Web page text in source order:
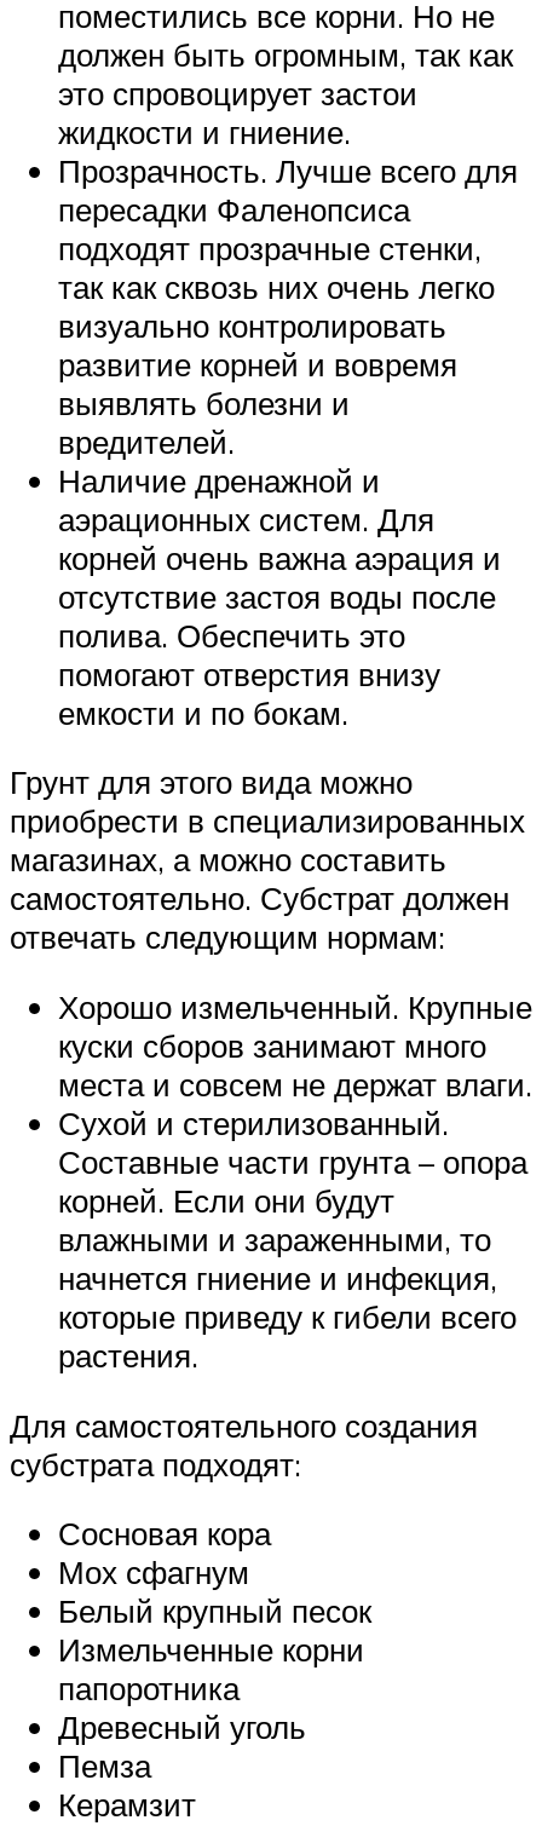
поместились все корни. Но не
должен быть огромным, так как
это спровоцирует застои
жидкости и гниение.
Прозрачность. Лучше всего для
пересадки Фаленопсиса
подходят прозрачные стенки,
так как сквозь них очень легко
визуально контролировать
развитие корней и вовремя
выявлять болезни и
вредителей.
Наличие дренажной и
аэрационных систем. Для
корней очень важна аэрация и
отсутствие застоя воды после
полива. Обеспечить это
помогают отверстия внизу
емкости и по бокам.
Грунт для этого вида можно
приобрести в специализированных
магазинах, а можно составить
самостоятельно. Субстрат должен
отвечать следующим нормам:
Хорошо измельченный. Крупные
куски сборов занимают много
места и совсем не держат влаги.
Сухой и стерилизованный.
Составные части грунта – опора
корней. Если они будут
влажными и зараженными, то
начнется гниение и инфекция,
которые приведу к гибели всего
растения.
Для самостоятельного создания
субстрата подходят:
Сосновая кора
Мох сфагнум
Белый крупный песок
Измельченные корни
папоротника
Древесный уголь
Пемза
Керамзит